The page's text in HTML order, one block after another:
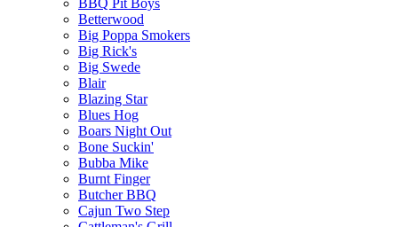
BBQ Pit Boys
Betterwood
Big Poppa Smokers
Big Rick's
Big Swede
Blair
Blazing Star
Blues Hog
Boars Night Out
Bone Suckin'
Bubba Mike
Burnt Finger
Butcher BBQ
Cajun Two Step